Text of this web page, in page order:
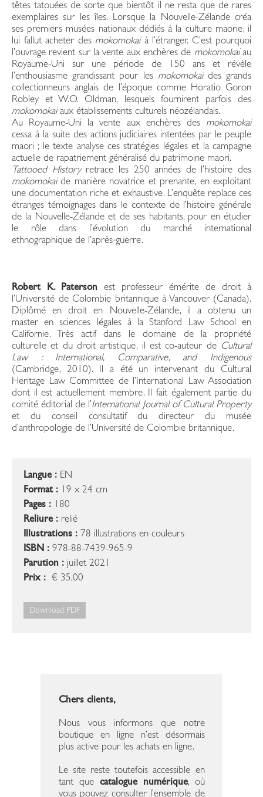
têtes tatouées de sorte que bientôt il ne resta que de rares
exemplaires sur les îles. Lorsque la Nouvelle-Zélande créa
ses premiers musées nationaux dédiés à la culture maorie, il
lui fallut acheter des mokomokaià l’étranger. C’est pourquoi
l’ouvrage revient sur la vente aux enchères de mokomokaiau
Royaume-Uni sur une période de 150 ans et révèle
l’enthousiasme grandissant pour les mokomokaides grands
collectionneurs anglais de l’époque comme Horatio Goron
Robley et W.O. Oldman, lesquels fournirent parfois des
mokomokaiaux établissements culturels néozélandais.
Au Royaume-Uni la vente aux enchères des mokomokai
cessa à la suite des actions judiciaires intentées par le peuple
maori ; le texte analyse ces stratégies légales et la campagne
actuelle de rapatriement généralisé du patrimoine maori.
Tattooed Historyretrace les 250 années de l’histoire des
mokomokaide manière novatrice et prenante, en exploitant
une documentation riche et exhaustive. L’enquête replace ces
étranges témoignages dans le contexte de l’histoire générale
de la Nouvelle-Zélande et de ses habitants, pour en étudier
le rôle dans l’évolution du marché international
ethnographique de l’après-guerre.
Robert K. Paterson est professeur émérite de droit à
l’Université de Colombie britannique à Vancouver (Canada).
Diplômé en droit en Nouvelle-Zélande, il a obtenu un
master en sciences légales à la Stanford Law School en
Californie. Très actif dans le domaine de la propriété
culturelle et du droit artistique, il est co-auteur de Cultural
Law : International, Comparative, and Indigenous
(Cambridge, 2010). Il a été un intervenant du Cultural
Heritage Law Committee de l’International Law Association
dont il est actuellement membre. Il fait également partie du
comité éditorial de l’International Journal of Cultural Property
et du conseil consultatif du directeur du musée
d’anthropologie de l’Université de Colombie britannique.
Langue : EN
Format : 19 x 24 cm
Pages : 180
Reliure : relié
Illustrations : 78 illustrations en couleurs
ISBN : 978-88-7439-965-9
Parution : juillet 2021
Prix : € 35,00
Download PDF
Chers clients,
Nous vous informons que notre
boutique en ligne n’est désormais
plus active pour les achats en ligne.
Le site reste toutefois accessible en
tant que catalogue numérique, où
vous pouvez consulter l’ensemble de